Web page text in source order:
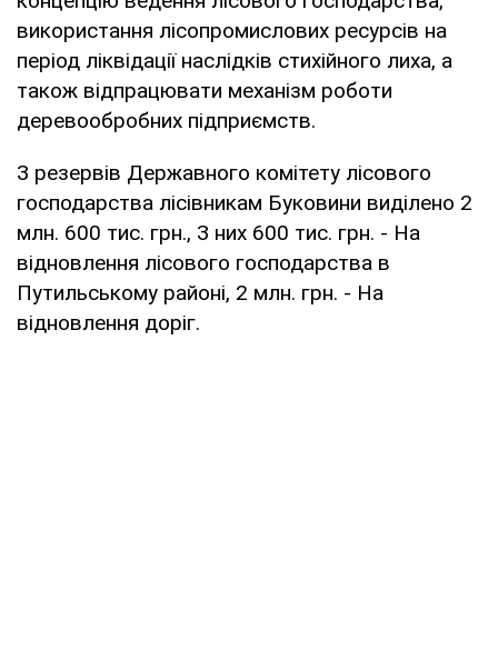
використання лісопромислових ресурсів на
період ліквідації наслідків стихійного лиха, а
також відпрацювати механізм роботи
деревообробних підприємств.
З резервів Державного комітету лісового
господарства лісівникам Буковини виділено 2
млн. 600 тис. грн., З них 600 тис. грн. - На
відновлення лісового господарства в
Путильському районі, 2 млн. грн. - На
відновлення доріг.